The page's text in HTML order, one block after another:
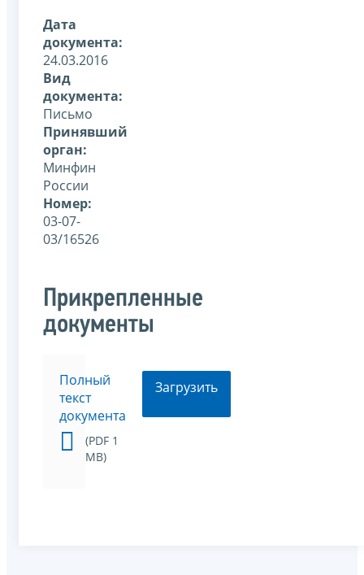
Дата
документа:
24.03.2016
Вид
документа:
Письмо
Принявший
орган:
Минфин
России
Номер:
03-07-
03/16526
Прикрепленные
документы
Полный
текст
документа
(PDF 1
MB)
Загрузить